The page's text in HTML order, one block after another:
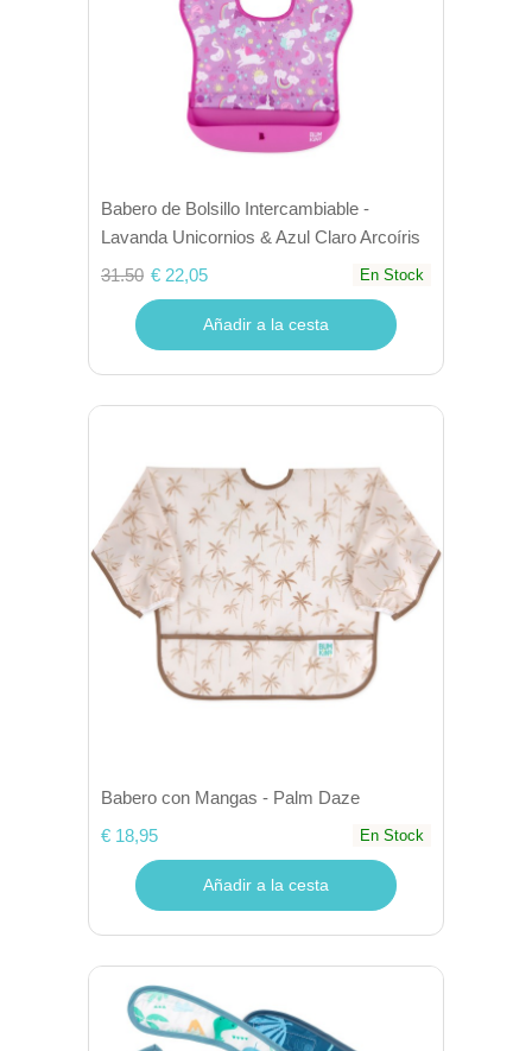
Babero de Bolsillo Intercambiable -
Lavanda Unicornios & Azul Claro Arcoíris
31.50 € 22,05 En Stock
Añadir a la cesta
Babero con Mangas - Palm Daze
€ 18,95
En Stock
Añadir a la cesta